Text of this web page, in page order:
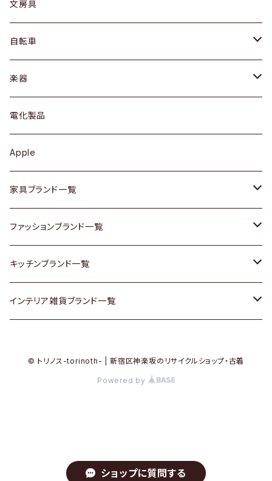
ショップに質問する
デスク / コンソール
ドレッサー
シェルフ
キュリオケース / 飾り棚
カップボード / 食器棚
チェスト
その他家具
Vintageヴィンテージ / Antiqueアンティーク
Designers / デザイナーズ
バッグ
アウター
トップス
ワンピース
ボトムス
靴
スカーフ
腕時計
Vintage / ヴィンテージ
カップ / マグ
プレート / ボウル
カトラリー
ケトル / ティーポット
鍋 / フライパン
Vintage / ヴィンテージ
銀製品
和物 / 作家物
その他キッチン雑貨
文房具
自転車
dahon
楽器
ギター
ベース
その他楽器
電化製品
Apple
家具ブランド一覧
ACME Furniture / アクメ ファニチャー
ACTUS / アクタス
arflex / アルフレックス
ファッションブランド一覧
agnes b / アニエス ベー
BALLY / バリー
キッチンブランド一覧
ARABIA / アラビア
インテリア雑貨ブランド一覧
© トリノス-torinoth- | 新宿区神楽坂のリサイクルショップ・古着
Powered by